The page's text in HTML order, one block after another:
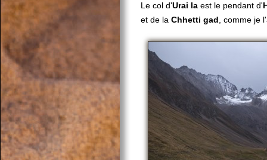
Le col d'Urai la est le pendant d'
et de la Chhetti gad , comme je